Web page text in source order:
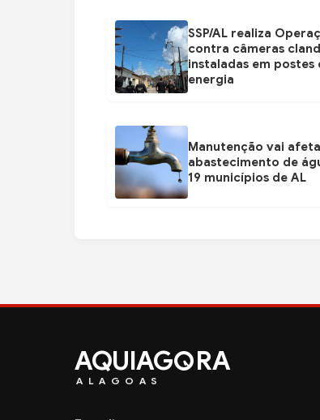
SSP/AL realiza
contra câmeras
instaladas em postes
energia
Manutenção vai
abastecimento de
19 municípios de AL
AQUIAG RA
ALAGOAS